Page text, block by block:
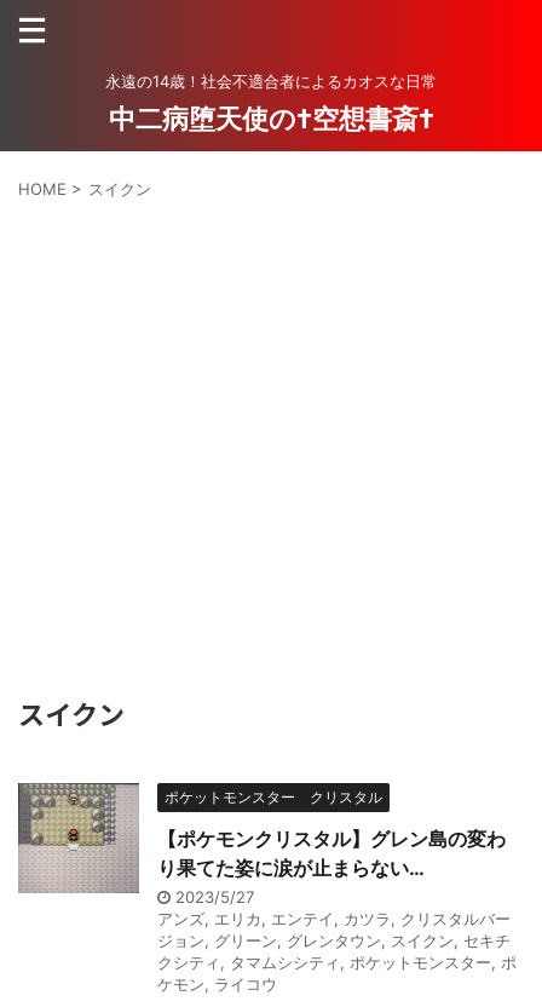
永遠の14歳！社会不適合者によるカオスな日常
中二病堕天使の†空想書斎†
HOME > スイクン
スイクン
ポケットモンスター クリスタル
【ポケモンクリスタル】グレン島の変わ
り果てた姿に涙が止まらない…
2023/5/27
アンズ, エリカ, エンテイ, カツラ, クリスタルバー
ジョン, グリーン, グレンタウン, スイクン, セキチ
クシティ, タマムシシティ, ポケットモンスター, ポ
ケモン, ライコウ